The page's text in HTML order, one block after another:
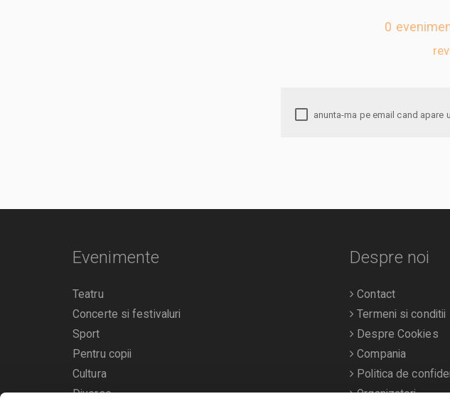
0
Evenimente
Teatru
Concerte si festivaluri
Sport
Pentru copii
Cultura
Diverse
Despre noi
Contact
Termeni si conditii
Despre Cookies
Compania
Politica de
Organizatori